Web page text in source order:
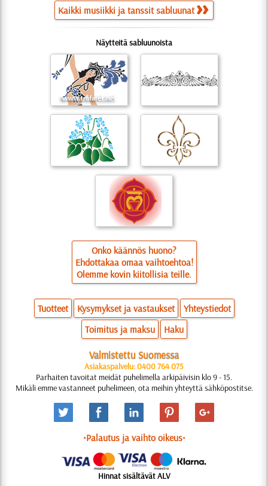
Kaikki musiikki ja tanssit sabluunat
Näytteitä sabluunoista
Onko käännös huono?
Ehdottakaa omaa vaihtoehtoa!
Olemme kovin kiitollisia teille.
Tuotteet Kysymykset ja vastaukset
Yhteystiedot
Toimitus ja maksu
Haku
Valmistettu Suomessa
Asiakaspalvelu: 0400 764 075
Parhaiten tavoitat meidät puhelimella arkipäivisin klo 9 - 15.
Mikäli emme vastanneet puhelimeen, ota meihin yhteyttä sähköpostitse.
•Palautus ja vaihto oikeus•
Hinnat sisältävät ALV